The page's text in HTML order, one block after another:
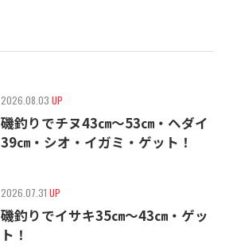
2026.08.03 UP
磯釣りでチヌ43㎝〜53㎝・ヘダイ
39㎝・シオ・イガミ・ゲット！
2026.07.31 UP
磯釣りでイサキ35㎝〜43㎝・ゲッ
ト！